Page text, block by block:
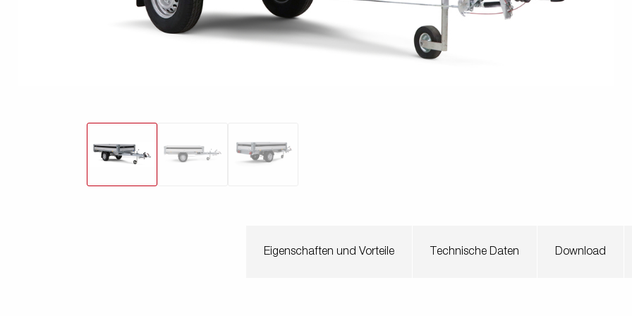
Elektrik &
Beleuchtung
Kasten &
Laubgitteraufsatz
Stützrad Ladezubehör Laderampe
freunden
Wenden mit einem Anhänger
Eigenschaften und Vorteile Technische Daten Download